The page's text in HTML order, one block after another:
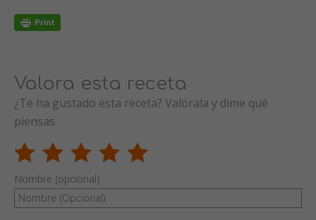
Valora esta receta
¿Te ha gustado esta receta? Valórala y dime qué
piensas
Nombre (opcional)